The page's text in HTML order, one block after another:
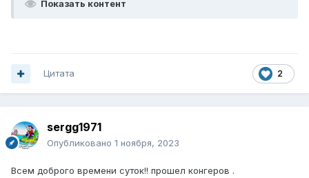
Показать контент
2
Цитата
sergg1971
Опубликовано 1 ноября, 2023
Всем доброго времени суток!! прошел конгеров .